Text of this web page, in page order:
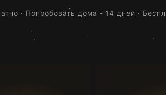
· Попробовать дома - 14 дней ·